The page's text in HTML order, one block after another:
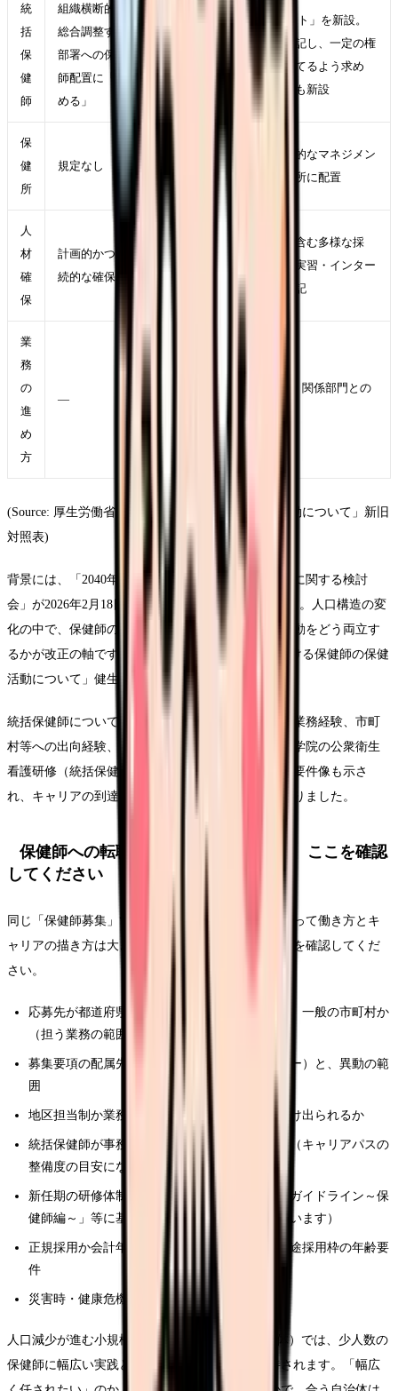
統
括
保
健
師
組織横断的に
総合調整する
部署への保健
師配置に「努
める」
「第三 保健師のマネジメント」を新設。
統括保健師を事務分掌に明記し、一定の権
限を有する職位・役職に充てるよう求め
る。統括保健師補佐の配置も新設
保
健
所
規定なし
保健所長を補佐する「総合的なマネジメン
トを担う保健師」を各保健所に配置
人
材
確
保
計画的かつ継
続的な確保
退職後の保健師や非常勤を含む多様な採
用・雇用形態の活用、学生実習・インター
ンシップでの魅力発信を明記
業
務
の
進
め
方
—
業務の簡素化やICTの活用、関係部門との
(Source: 厚生労働省「地域における保健師の保健活動について」新旧
対照表)
背景には、「2040年を見据えた保健師活動のあり方に関する検討
会」が2026年2月18日に取りまとめた報告があります。人口構造の変
化の中で、保健師の確保・育成と持続可能な保健活動をどう両立す
るかが改正の軸です(Source: 厚生労働省「地域における保健師の保健
活動について」健生発0515第1号)。
統括保健師については、都道府県では複数部署での業務経験、市町
村等への出向経験、災害派遣経験、国立保健医療科学院の公衆衛生
看護研修（統括保健師等）の修了が「望ましい」と要件像も示さ
れ、キャリアの到達点が通知レベルでより明確になりました。
保健師への転職を考える看護師さんは、ここを確認
してください
同じ「保健師募集」でも、自治体の規模や類型によって働き方とキ
ャリアの描き方は大きく違います。応募前に次の点を確認してくだ
さい。
応募先が都道府県か、保健所設置市・特別区か、一般の市町村か
（担う業務の範囲が異なります）
募集要項の配属先（本庁・保健所・保健センター）と、異動の範
囲
地区担当制か業務分担制か、地区活動にどれだけ出られるか
統括保健師が事務分掌に位置づけられているか（キャリアパスの
整備度の目安になります）
新任期の研修体制（通知は「新人看護職員研修ガイドライン～保
健師編～」等に基づく研修体制の整備を求めています）
正規採用か会計年度任用職員（非常勤）か、中途採用枠の年齢要
件
災害時・健康危機発生時の応援派遣体制
人口減少が進む小規模自治体（B類型に近い自治体）では、少人数の
保健師に幅広い実践とマネジメントの両方が期待されます。「幅広